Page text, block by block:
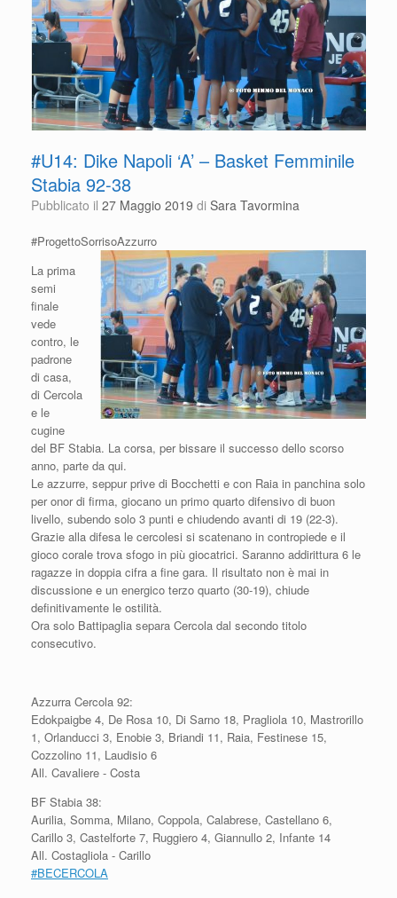
#U14: Dike Napoli ‘A’ – Basket Femminile
Stabia 92-38
Pubblicato il 27 Maggio 2019 di Sara Tavormina
#ProgettoSorrisoAzzurro
La prima
semi
finale
vede
contro, le
padrone
di casa,
di Cercola
e le
cugine
del BF Stabia. La corsa, per bissare il successo dello scorso
anno, parte da qui.
Le azzurre, seppur prive di Bocchetti e con Raia in panchina solo
per onor di firma, giocano un primo quarto difensivo di buon
livello, subendo solo 3 punti e chiudendo avanti di 19 (22-3).
Grazie alla difesa le cercolesi si scatenano in contropiede e il
gioco corale trova sfogo in più giocatrici. Saranno addirittura 6 le
ragazze in doppia cifra a fine gara. Il risultato non è mai in
discussione e un energico terzo quarto (30-19), chiude
definitivamente le ostilità.
Ora solo Battipaglia separa Cercola dal secondo titolo
consecutivo.
Azzurra Cercola 92:
Edokpaigbe 4, De Rosa 10, Di Sarno 18, Pragliola 10, Mastrorillo
1, Orlanducci 3, Enobie 3, Briandi 11, Raia, Festinese 15,
Cozzolino 11, Laudisio 6
All. Cavaliere - Costa
BF Stabia 38:
Aurilia, Somma, Milano, Coppola, Calabrese, Castellano 6,
Carillo 3, Castelforte 7, Ruggiero 4, Giannullo 2, Infante 14
All. Costagliola - Carillo
#BECERCOLA